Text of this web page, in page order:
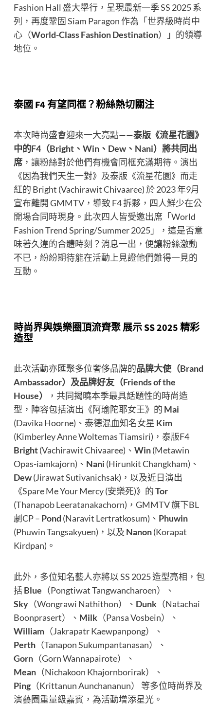
Fashion Hall 盛大舉行，呈現最新一季 SS 2025 系
列，再度鞏固 Siam Paragon 作為「世界級時尚中
心（World-Class Fashion Destination）」的領導
地位。
泰國 F4 有望同框？粉絲熱切關注
本次時尚盛會迎來一大亮點——泰版《流星花園》
中的F4（Bright、Win、Dew、Nani）將共同出
席，讓粉絲對於他們有機會同框充滿期待。演出
《因為我們天生一對》及泰版《流星花園》而走
紅的 Bright (Vachirawit Chivaaree) 於 2023 年9月
宣布離開 GMMTV，導致 F4 拆夥，四人鮮少在公
開場合同時現身。此次四人皆受邀出席「World
Fashion Trend Spring/Summer 2025」，這是否意
味著久違的合體時刻？消息一出，便讓粉絲激動
不已，紛紛期待能在活動上見證他們難得一見的
互動。
時尚界與娛樂圈頂流齊聚 展示 SS 2025 精彩
造型
此次活動亦匯聚多位奢侈品牌的品牌大使（Brand
Ambassador）及品牌好友（Friends of the
House）
，共同揭曉本季最具話題性的時尚造
型，陣容包括演出《阿瑜陀耶女王》的 Mai
(Davika Hoorne)、泰德混血知名女星 Kim
(Kimberley Anne Woltemas Tiamsiri)，泰版F4
Bright(Vachirawit Chivaaree)、 Win(Metawin
Opas-iamkajorn)、 Nani (Hirunkit Changkham)、
Dew(Jirawat Sutivanichsak)，以及近日演出
《Spare Me Your Mercy (安樂死)》的Tor
(Thanapob Leeratanakachorn)，GMMTV 旗下BL
劇CP – Pond (Naravit Lertratkosum)、 Phuwin
(Phuwin Tangsakyuen)，以及 Nanon(Korapat
Kirdpan)。
此外，多位知名藝人亦將以 SS 2025 造型亮相，包
括Blue （Pongtiwat Tangwancharoen）、
Sky（Wongrawi Nathithon）、 Dunk（Natachai
Boonprasert）、 Milk（Pansa Vosbein）、
William（Jakrapatr Kaewpanpong）、
Perth（Tanapon Sukumpantanasan）、
Gorn（Gorn Wannapairote）、
Mean（Nichakoon Khajornborirak）、
Ping（Krittanun Aunchananun） 等多位時尚界及
演藝圈重量級嘉賓，為活動增添星光。